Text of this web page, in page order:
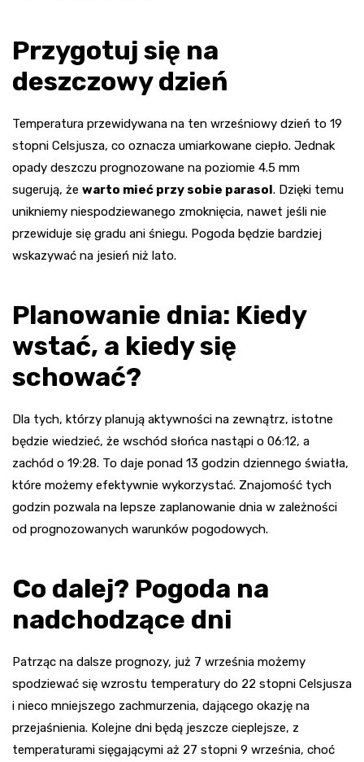
Przygotuj się na
deszczowy dzień
Temperatura przewidywana na ten wrześniowy dzień to 19
stopni Celsjusza, co oznacza umiarkowane ciepło. Jednak
opady deszczu prognozowane na poziomie 4.5 mm
sugerują, że warto mieć przy sobie parasol. Dzięki temu
unikniemy niespodziewanego zmoknięcia, nawet jeśli nie
przewiduje się gradu ani śniegu. Pogoda będzie bardziej
wskazywać na jesień niż lato.
Planowanie dnia: Kiedy
wstać, a kiedy się
schować?
Dla tych, którzy planują aktywności na zewnątrz, istotne
będzie wiedzieć, że wschód słońca nastąpi o 06:12, a
zachód o 19:28. To daje ponad 13 godzin dziennego światła,
które możemy efektywnie wykorzystać. Znajomość tych
godzin pozwala na lepsze zaplanowanie dnia w zależności
od prognozowanych warunków pogodowych.
Co dalej? Pogoda na
nadchodzące dni
Patrząc na dalsze prognozy, już 7 września możemy
spodziewać się wzrostu temperatury do 22 stopni Celsjusza
i nieco mniejszego zachmurzenia, dającego okazję na
przejaśnienia. Kolejne dni będą jeszcze cieplejsze, z
temperaturami sięgającymi aż 27 stopni 9 września, choć